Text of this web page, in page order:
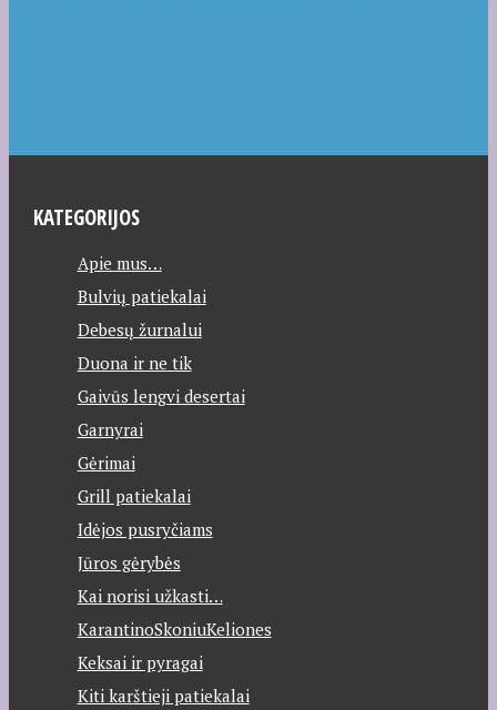
KATEGORIJOS
Apie mus…
Bulvių patiekalai
Debesų žurnalui
Duona ir ne tik
Gaivūs lengvi desertai
Garnyrai
Gėrimai
Grill patiekalai
Idėjos pusryčiams
Jūros gėrybės
Kai norisi užkasti…
KarantinoSkoniuKeliones
Keksai ir pyragai
Kiti karštieji patiekalai